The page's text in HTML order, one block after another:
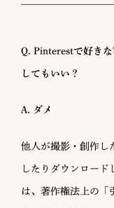
Q. Pinterestで好き
してもいい？
A. ダメ
他人が撮影・創作し
したりダウンロード
は、著作権法上の「